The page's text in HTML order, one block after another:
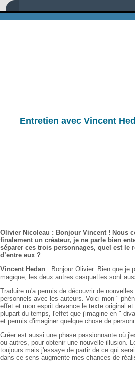
Entretien avec Vincent
Olivier Nicoleau : Bonjour Vincent ! Nous
finalement un créateur, je ne parle bien
séparer ces trois personnages, quel est
d’entre eux ?
Vincent Hedan : Bonjour Olivier. Bien que je
magique, les deux autres casquettes sont
Traduire m'a permis de découvrir de
personnels avec les auteurs. Voici mon "
effet et mon esprit devance le texte original
plupart du temps, l'effet que j'imagine en "
et permis d'imaginer quelque chose de
Créer est aussi une phase passionnante où
ou autres, pour obtenir une nouvelle illusion.
toujours mais j'essaye de partir de ce qui
dans ce sens augmente mes chances de